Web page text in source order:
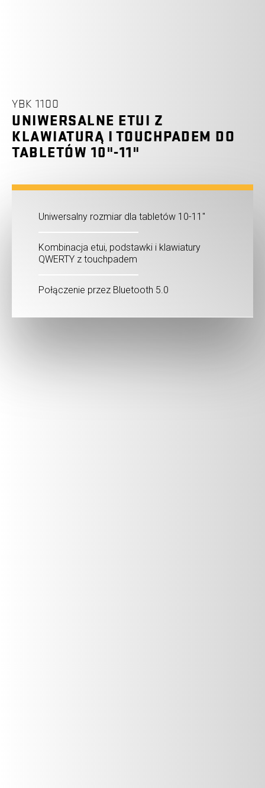
YBK 1100
UNIWERSALNE ETUI Z
KLAWIATURĄ I TOUCHPADEM DO
TABLETÓW 10"-11"
Uniwersalny rozmiar dla tabletów 10-11"
Kombinacja etui, podstawki i klawiatury
QWERTY z touchpadem
Połączenie przez Bluetooth 5.0